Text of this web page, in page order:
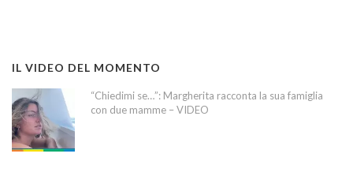
IL VIDEO DEL MOMENTO
“Chiedimi se…”: Margherita racconta la sua famiglia
con due mamme – VIDEO